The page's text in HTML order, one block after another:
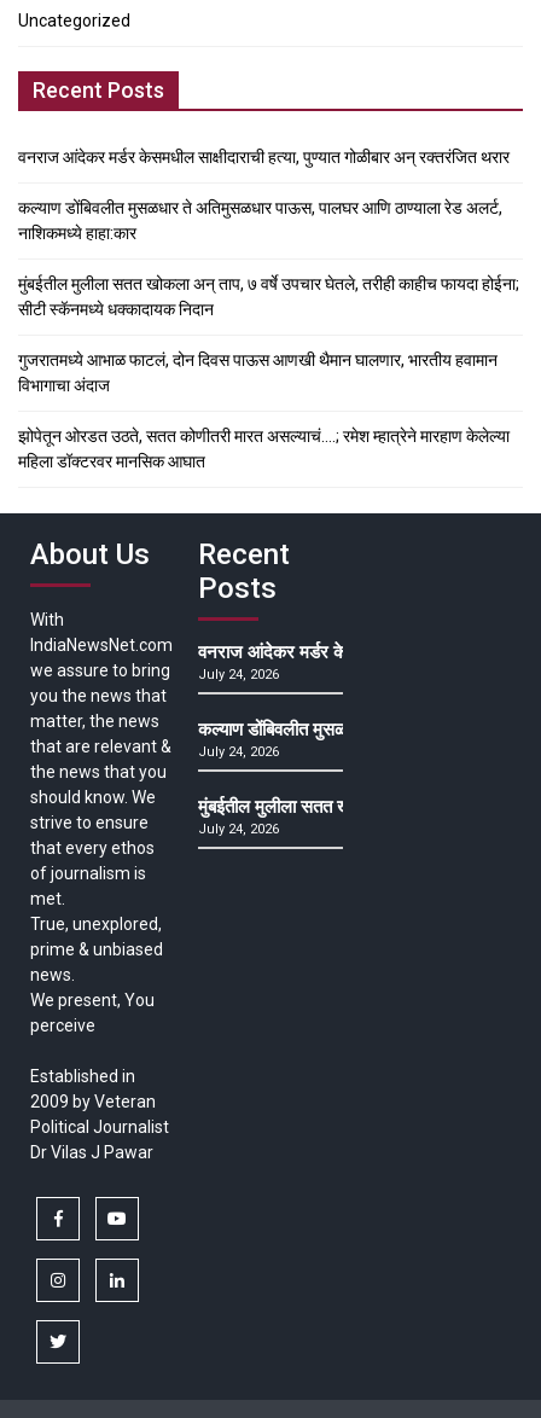
Uncategorized
Recent Posts
वनराज आंदेकर मर्डर केसमधील साक्षीदाराची हत्या, पुण्यात गोळीबार अन् रक्तरंजित थरार
कल्याण डोंबिवलीत मुसळधार ते अतिमुसळधार पाऊस, पालघर आणि ठाण्याला रेड अलर्ट,
नाशिकमध्ये हाहा:कार
मुंबईतील मुलीला सतत खोकला अन् ताप, ७ वर्षे उपचार घेतले, तरीही काहीच फायदा होईना;
सीटी स्कॅनमध्ये धक्कादायक निदान
गुजरातमध्ये आभाळ फाटलं, दोन दिवस पाऊस आणखी थैमान घालणार, भारतीय हवामान
विभागाचा अंदाज
झोपेतून ओरडत उठते, सतत कोणीतरी मारत असल्याचं….; रमेश म्हात्रेने मारहाण केलेल्या
महिला डॉक्टरवर मानसिक आघात
About Us
With
IndiaNewsNet.com
we assure to bring
you the news that
matter, the news
that are relevant &
the news that you
should know. We
strive to ensure
that every ethos
of journalism is
met.
True, unexplored,
prime & unbiased
news.
We present, You
perceive
Established in
2009 by Veteran
Political Journalist
Dr Vilas J Pawar
facebook
instagramlinkedin
twitter
Recent
Posts
वनराज आंदेकर मर्डर केसमधील साक्षीदाराची हत्या,
July 24, 2026
कल्याण डोंबिवलीत मुसळधार ते अतिमुसळधार पाऊस,
July 24, 2026
मुंबईतील मुलीला सतत खोकला अन् ताप, ७ वर्षे उपचार
July 24, 2026